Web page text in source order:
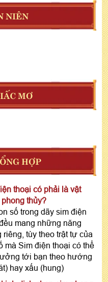
NIÊN
MƠ
HỢP
thoại có phải là vật
phong thủy?
số trong dãy sim điện
mang những năng
tùy theo trật tự của
mà Sim điện thoại có thể
tới bạn theo hướng
hay xấu (hung)